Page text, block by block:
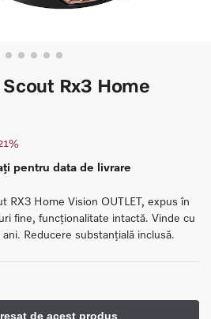
Rx3 Home
pentru data de livrare
RX3 Home Vision OUTLET, expus în
fine, funcționalitate intactă. Vinde cu
Reducere substanțială inclusă.